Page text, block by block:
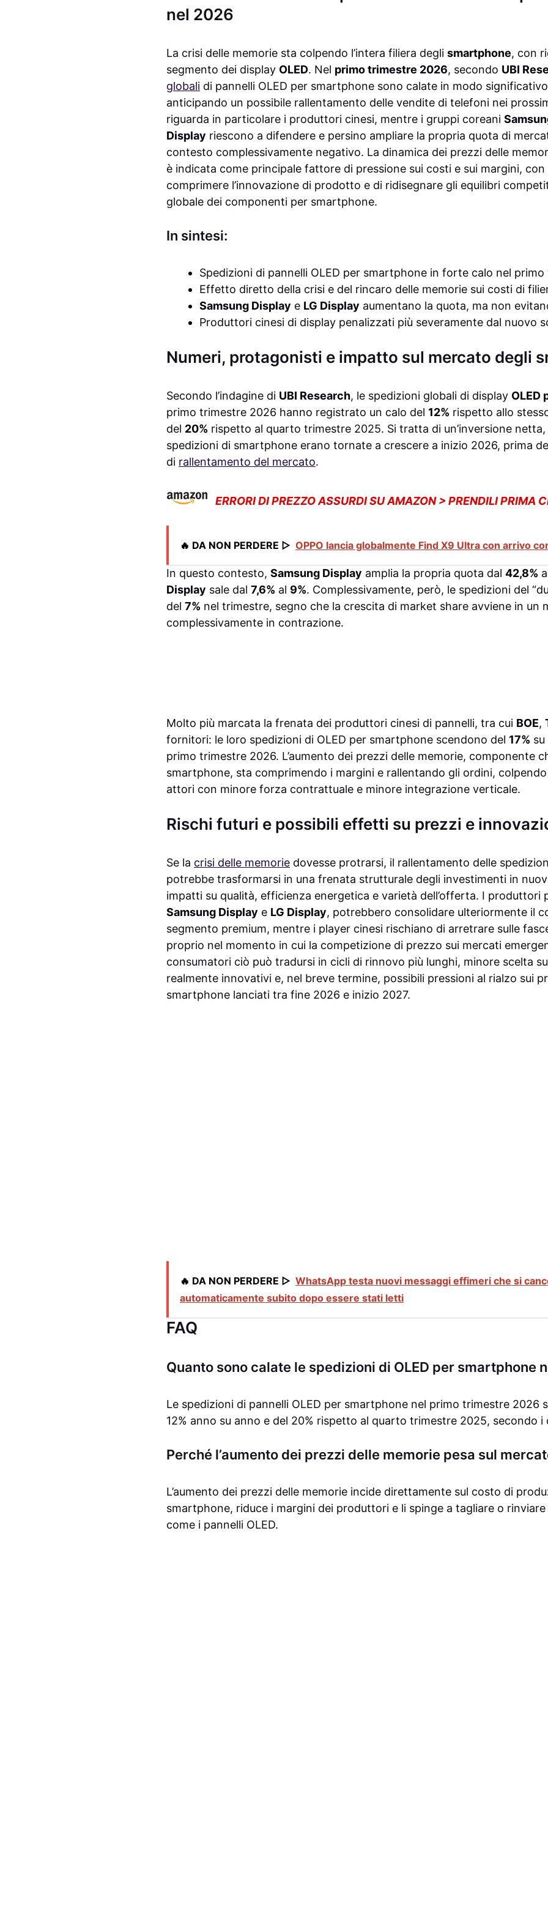
nel 2026
La crisi delle memorie sta colpendo l’intera filiera degli smartphone, con
segmento dei display OLED. Nel primo trimestre 2026, secondo UBI
globali di pannelli OLED per smartphone sono calate in modo
anticipando un possibile rallentamento delle vendite di telefoni nei
riguarda in particolare i produttori cinesi, mentre i gruppi coreani
Display riescono a difendere e persino ampliare la propria quota di
contesto complessivamente negativo. La dinamica dei prezzi delle
è indicata come principale fattore di pressione sui costi e sui margini,
comprimere l’innovazione di prodotto e di ridisegnare gli equilibri
globale dei componenti per smartphone.
In sintesi:
Spedizioni di pannelli OLED per smartphone in forte calo nel
Effetto diretto della crisi e del rincaro delle memorie sui costi di
Samsung Display e LG Display aumentano la quota, ma non
Produttori cinesi di display penalizzati più severamente dal nuovo
Numeri, protagonisti e impatto sul mercato degli
Secondo l’indagine di UBI Research, le spedizioni globali di display OLED
primo trimestre 2026 hanno registrato un calo del 12% rispetto allo
del 20% rispetto al quarto trimestre 2025. Si tratta di un’inversione
spedizioni di smartphone erano tornate a crescere a inizio 2026, prima
di rallentamento del mercato.
ERRORI DI PREZZO ASSURDI SU AMAZON > PRENDILI PRIMA
🔥 DA NON PERDERE ▷ OPPO lancia globalmente Find X9 Ultra con arrivo
In questo contesto, Samsung Display amplia la propria quota dal 42,8%
Display sale dal 7,6% al 9%. Complessivamente, però, le spedizioni del
del 7% nel trimestre, segno che la crescita di market share avviene in un
complessivamente in contrazione.
Molto più marcata la frenata dei produttori cinesi di pannelli, tra cui BOE,
fornitori: le loro spedizioni di OLED per smartphone scendono del 17% su
primo trimestre 2026. L’aumento dei prezzi delle memorie, componente
smartphone, sta comprimendo i margini e rallentando gli ordini,
attori con minore forza contrattuale e minore integrazione verticale.
Rischi futuri e possibili effetti su prezzi e
Se la crisi delle memorie dovesse protrarsi, il rallentamento delle
potrebbe trasformarsi in una frenata strutturale degli investimenti in
impatti su qualità, efficienza energetica e varietà dell’offerta. I produttori
Samsung Display e LG Display, potrebbero consolidare ulteriormente il
segmento premium, mentre i player cinesi rischiano di arretrare sulle
proprio nel momento in cui la competizione di prezzo sui mercati
consumatori ciò può tradursi in cicli di rinnovo più lunghi, minore scelta
realmente innovativi e, nel breve termine, possibili pressioni al rialzo sui
smartphone lanciati tra fine 2026 e inizio 2027.
🔥 DA NON PERDERE ▷ WhatsApp testa nuovi messaggi effimeri che si
automaticamente subito dopo essere stati letti
FAQ
Quanto sono calate le spedizioni di OLED per smartphone
Le spedizioni di pannelli OLED per smartphone nel primo trimestre 2026
12% anno su anno e del 20% rispetto al quarto trimestre 2025, secondo i
Perché l’aumento dei prezzi delle memorie pesa sul
L’aumento dei prezzi delle memorie incide direttamente sul costo di
smartphone, riduce i margini dei produttori e li spinge a tagliare o
come i pannelli OLED.